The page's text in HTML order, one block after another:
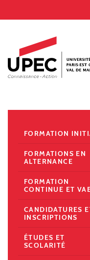
Accès directs
Recherche
Navigation secondaire
FORMATION
FORMATIONS EN
ALTERNANCE
FORMATION
CONTINUE ET
CANDIDATURES
INSCRIPTIONS
ÉTUDES ET
SCOLARITÉ